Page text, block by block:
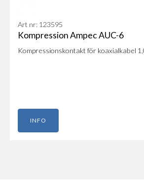
Art nr: 123595
Kompression Ampec AUC-6
Kompressionskontakt för koaxialkabel
INFO